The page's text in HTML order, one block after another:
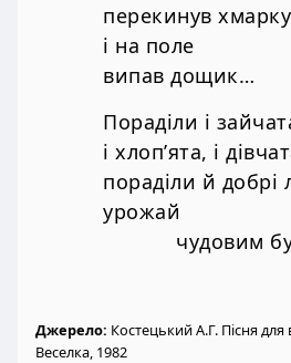
перекинув
і на поле
випав дощик…
Пораділи і
і хлоп’ята, і
пораділи й
урожай
чудовим
Джерело: Костецький А.Г. Пісня для
Веселка, 1982